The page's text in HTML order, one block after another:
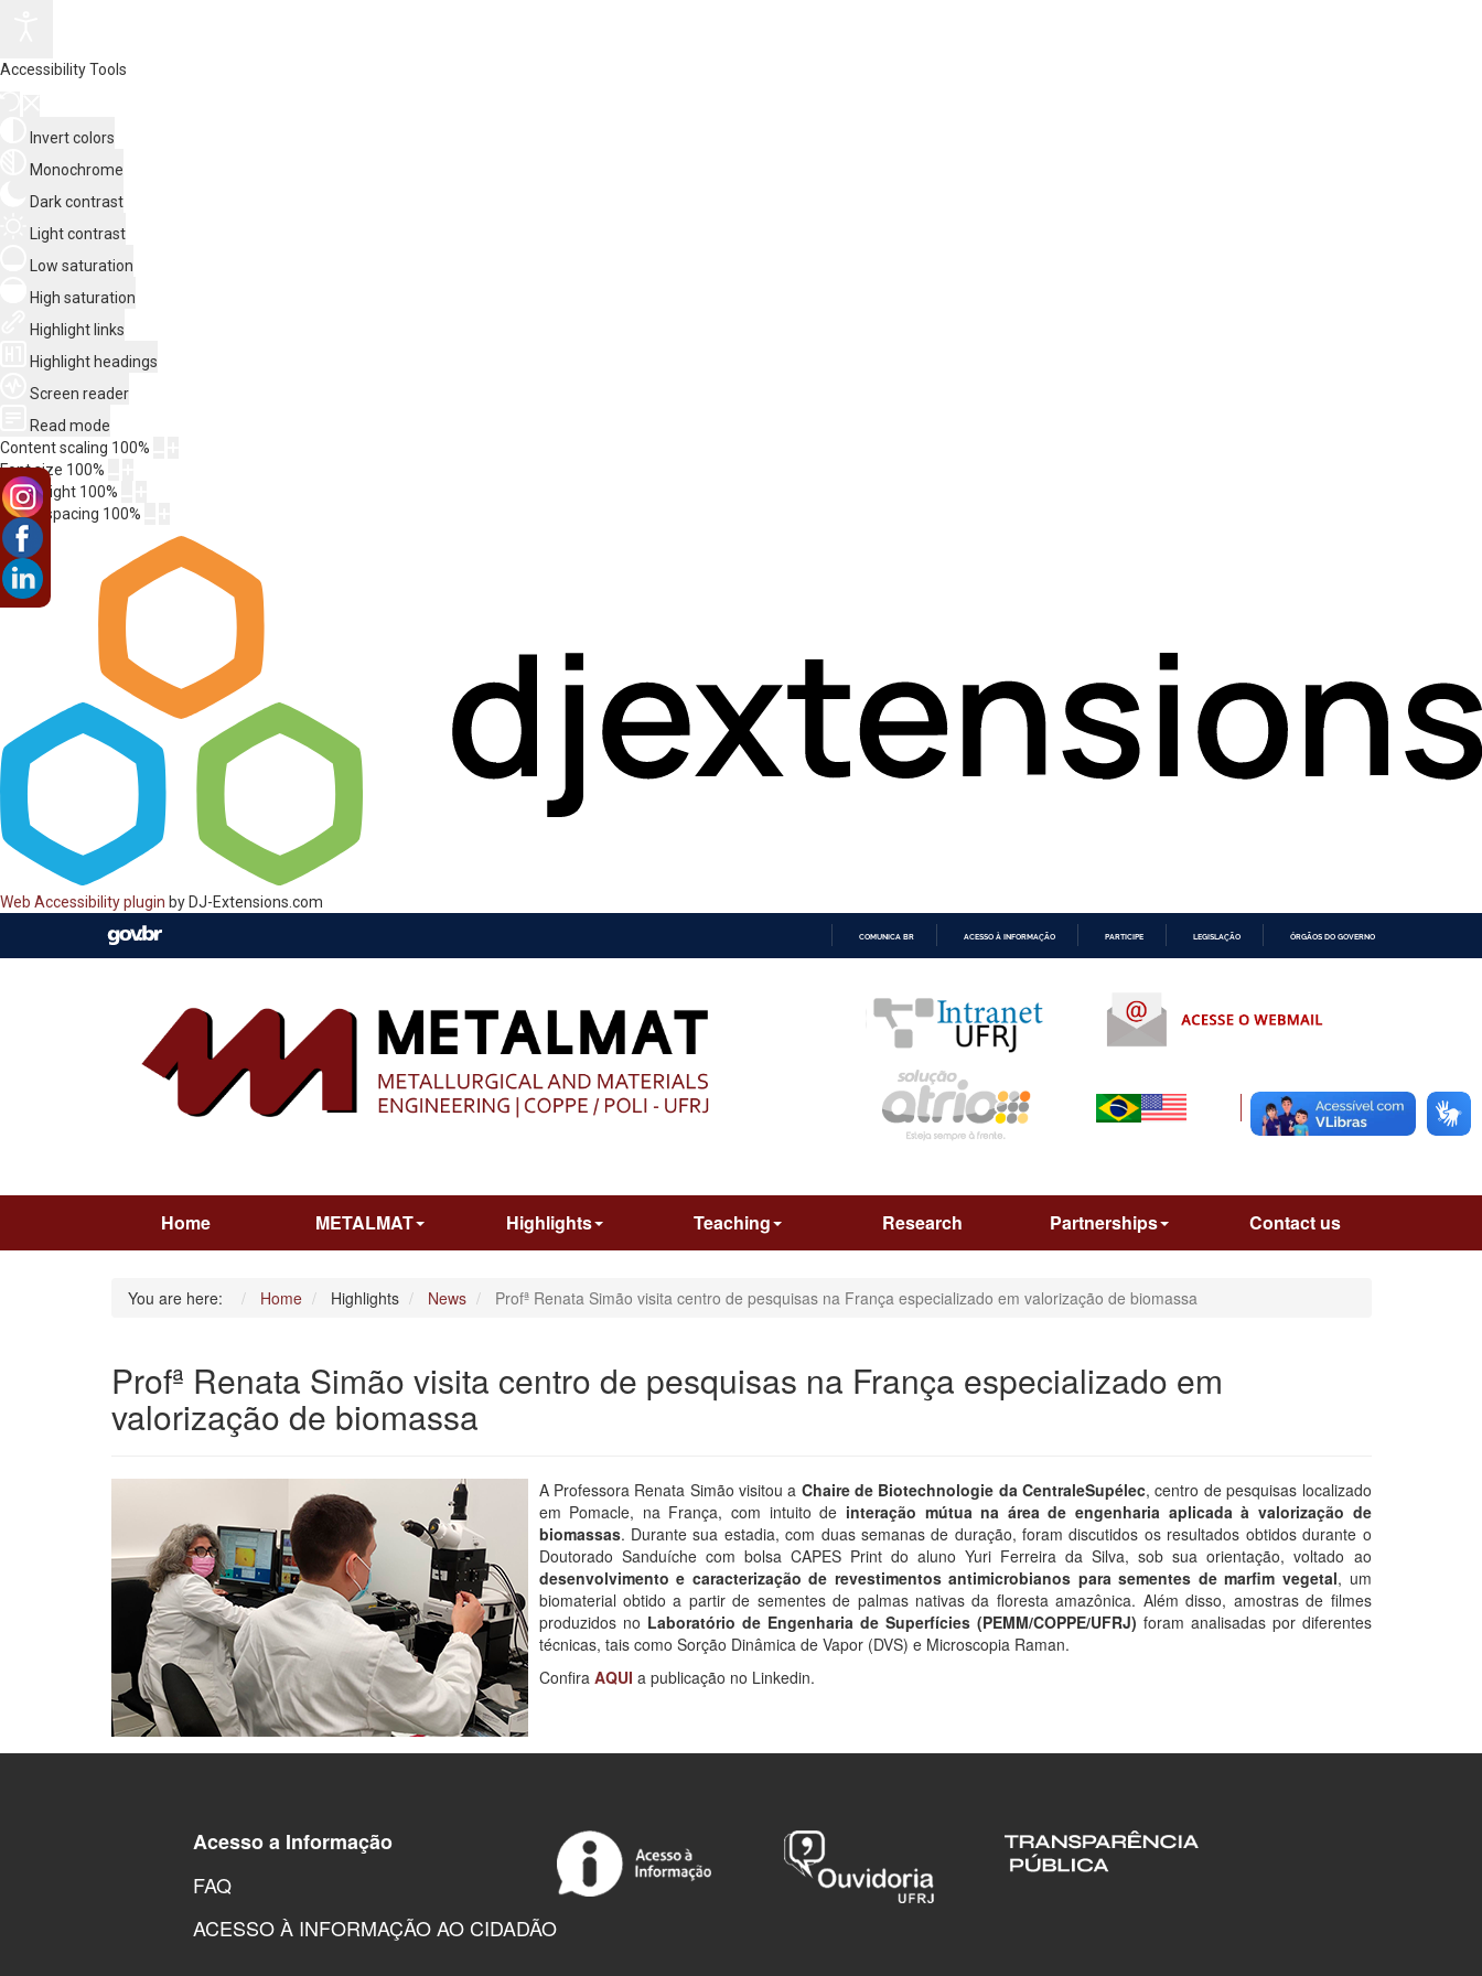
Accessibility Tools
Invert colors
Monochrome
Dark contrast
Light contrast
Low saturation
High saturation
Highlight links
Highlight headings
Screen reader
Read mode
Content scaling 100%
Font size 100%
Line height 100%
Letter spacing 100%
Web Accessibility plugin by DJ-Extensions.com
COMUNICA BR ACESSO À INFORMAÇÃO PARTICIPE LEGISLAÇÃO ÓRGÃOS DO GOVERNO
Home METALMAT Highlights Teaching Research Partnerships Contact us
You are here: Home Highlights News Profª Renata Simão visita centro de pesquisas na França especializado em valorização de biomassa
Profª Renata Simão visita centro de pesquisas na França especializado em
valorização de biomassa
A Professora Renata Simão visitou a Chaire de Biotechnologie da CentraleSupélec, centro de pesquisas localizado
em Pomacle, na França, com intuito de interação mútua na área de engenharia aplicada à valorização de
biomassas. Durante sua estadia, com duas semanas de duração, foram discutidos os resultados obtidos durante o
Doutorado Sanduíche com bolsa CAPES Print do aluno Yuri Ferreira da Silva, sob sua orientação, voltado ao
desenvolvimento e caracterização de revestimentos antimicrobianos para sementes de marfim vegetal, um
biomaterial obtido a partir de sementes de palmas nativas da floresta amazônica. Além disso, amostras de filmes
produzidos no Laboratório de Engenharia de Superfícies (PEMM/COPPE/UFRJ) foram analisadas por diferentes
técnicas, tais como Sorção Dinâmica de Vapor (DVS) e Microscopia Raman.
Confira AQUI a publicação no Linkedin.
Acesso a Informação
FAQ
ACESSO À INFORMAÇÃO AO CIDADÃO